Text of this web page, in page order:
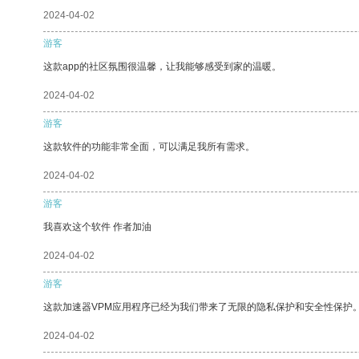
2024-04-02
游客
这款app的社区氛围很温馨，让我能够感受到家的温暖。
2024-04-02
游客
这款软件的功能非常全面，可以满足我所有需求。
2024-04-02
游客
我喜欢这个软件 作者加油
2024-04-02
游客
这款加速器VPM应用程序已经为我们带来了无限的隐私保护和安全性保护
2024-04-02